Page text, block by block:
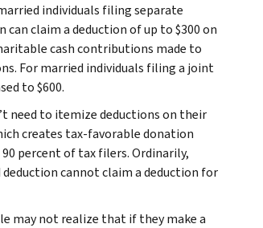
individuals filing separate
claim a deduction of up to $300 on
cash contributions made to
For married individuals filing a joint
to $600.
need to itemize deductions on their
creates tax-favorable donation
percent of tax filers. Ordinarily,
cannot claim a deduction for
may not realize that if they make a